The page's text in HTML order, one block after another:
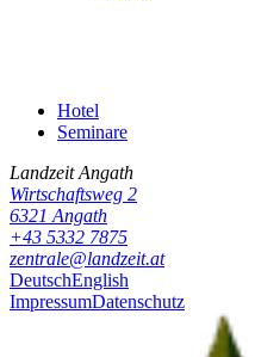
Hotel
Seminare
LandzeitAngath
Wirtschaftsweg 2
6321 Angath
+43 5332 7875
zentrale@landzeit.at
DeutschEnglish
ImpressumDatenschutz